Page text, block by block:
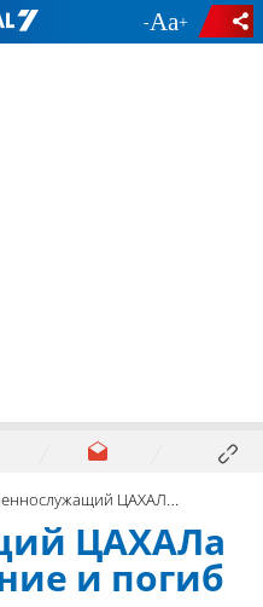
- +
ЦАХАЛа потерял сознание и погиб
ЦАХАЛа
и погиб